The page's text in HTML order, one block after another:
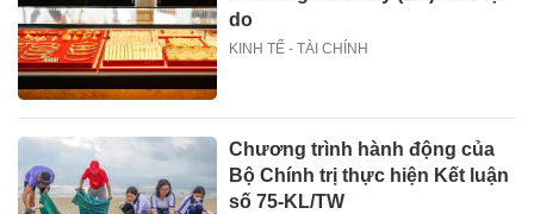
do
KINH TẾ - TÀI CHÍNH
Chương trình hành động của
Bộ Chính trị thực hiện Kết luận
số 75-KL/TW